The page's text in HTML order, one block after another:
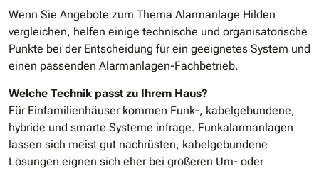
Wenn Sie Angebote zum Thema Alarmanlage Hilden
vergleichen, helfen einige technische und organisatorische
Punkte bei der Entscheidung für ein geeignetes System und
einen passenden Alarmanlagen-Fachbetrieb.
Welche Technik passt zu Ihrem Haus?
Für Einfamilienhäuser kommen Funk-, kabelgebundene,
hybride und smarte Systeme infrage. Funkalarmanlagen
lassen sich meist gut nachrüsten, kabelgebundene
Lösungen eignen sich eher bei größeren Um- oder